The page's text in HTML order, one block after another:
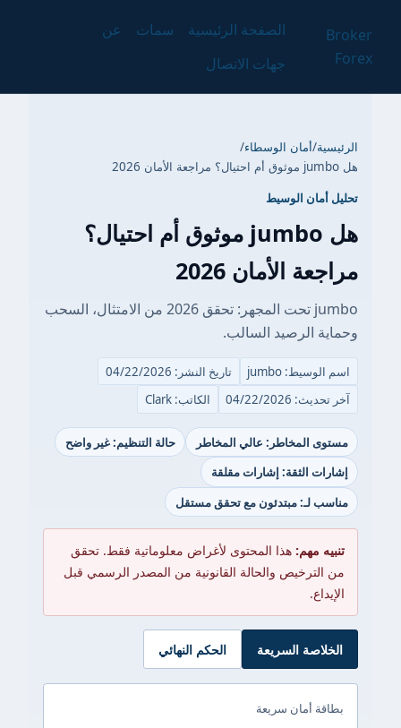
Broker
Forex
الصفحة الرئيسية سمات
عن
جهات الاتصال
الرئيسية/أمان الوسطاء/
هل jumbo موثوق أم احتيال؟ مراجعة الأمان 2026
تحليل أمان الوسيط
هل jumbo موثوق أم احتيال؟
مراجعة الأمان 2026
jumbo تحت المجهر: تحقق 2026 من الامتثال، السحب
وحماية الرصيد السالب.
اسم الوسيط: jumbo
تاريخ النشر: 04/22/2026
آخر تحديث: 04/22/2026
الكاتب: Clark
مستوى المخاطر: عالي المخاطر
حالة التنظيم: غير واضح
إشارات الثقة: إشارات مقلقة
مناسب لـ: مبتدئون مع تحقق مستقل
تنبيه مهم: هذا المحتوى لأغراض معلوماتية فقط. تحقق
من الترخيص والحالة القانونية من المصدر الرسمي قبل
الإيداع.
الخلاصة السريعة الحكم النهائي
بطاقة أمان سريعة